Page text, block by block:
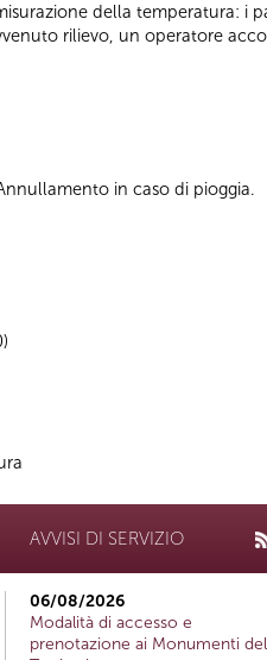
della temperatura: i
rilievo, un operatore
in caso di pioggia.
AVVISI DI SERVIZIO
06/08/2026
Modalità di accesso e
prenotazione ai Monumenti del